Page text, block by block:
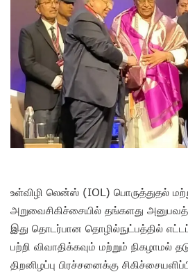
உள்விழி லென்ஸ் (IOL) பொருத்துதல்
அறுவைசிகிச்சையில் தங்களது
இது தொடர்பான தொழில்நுட்பத்தில்
பற்றி விவாதிக்கவும் மற்றும் நிகழாமல்
திறனிழப்பு பிரச்சனைக்கு